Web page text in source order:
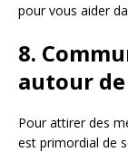
pour vous aider
8.
autour
Pour attirer des
est primordial de